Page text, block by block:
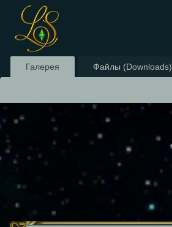
Галерея Файлы (Downloads)